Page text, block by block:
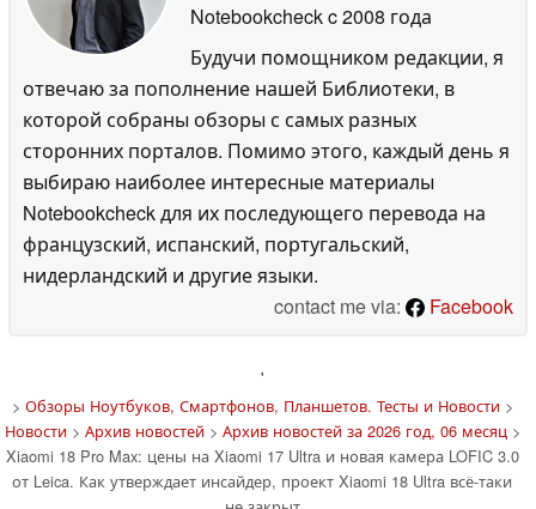
Notebookcheckc 2008 года
Будучи помощником редакции, я
отвечаю за пополнение нашей Библиотеки, в
которой собраны обзоры с самых разных
сторонних порталов. Помимо этого, каждый день я
выбираю наиболее интересные материалы
Notebookcheck для их последующего перевода на
французский, испанский, португальский,
нидерландский и другие языки.
contact me via:
Facebook
'
> Обзоры Ноутбуков, Смартфонов, Планшетов. Тесты и Новости>
Новости> Архив новостей> Архив новостей за 2026 год, 06 месяц >
Xiaomi 18 Pro Max: цены на Xiaomi 17 Ultra и новая камера LOFIC 3.0
от Leica. Как утверждает инсайдер, проект Xiaomi 18 Ultra всё-таки